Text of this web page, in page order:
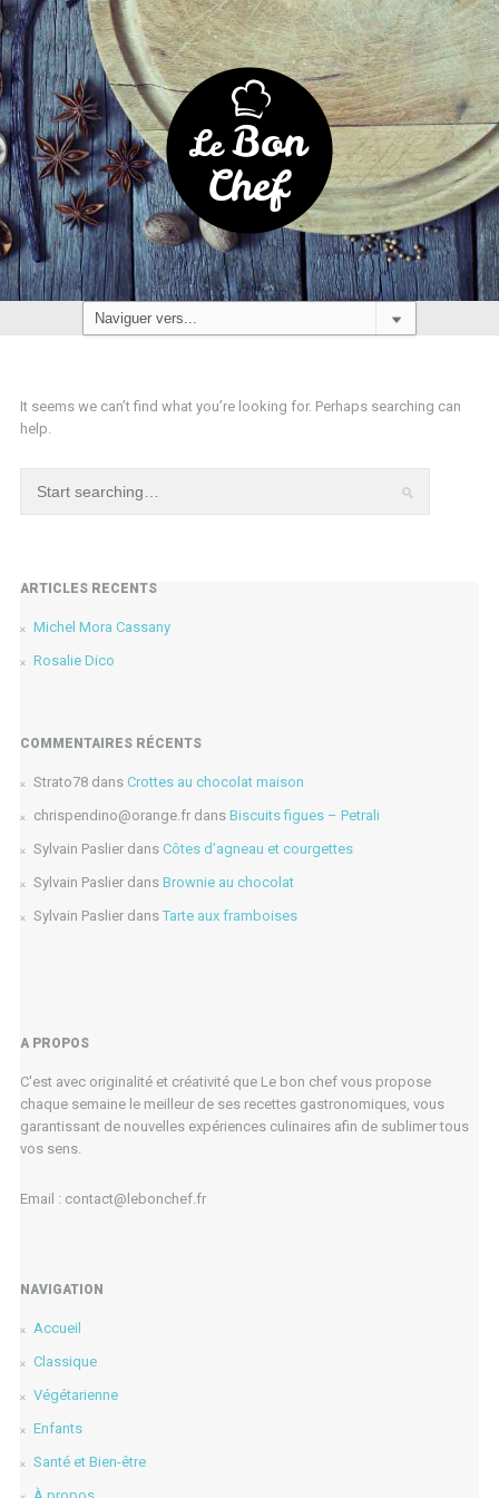
It seems we can’t find what you’re looking for. Perhaps searching can
help.
ARTICLES RÉCENTS
Michel Mora Cassany
Rosalie Dico
COMMENTAIRES RÉCENTS
Strato78dans Crottes au chocolat maison
chrispendino@orange.frdans Biscuits figues – Petrali
Sylvain Paslierdans Côtes d’agneau et courgettes
Sylvain Paslierdans Brownie au chocolat
Sylvain Paslierdans Tarte aux framboises
A PROPOS
C'est avec originalité et créativité que Le bon chef vous propose
chaque semaine le meilleur de ses recettes gastronomiques, vous
garantissant de nouvelles expériences culinaires afin de sublimer tous
vos sens.
Email : contact@lebonchef.fr
NAVIGATION
Accueil
Classique
Végétarienne
Enfants
Santé et Bien-être